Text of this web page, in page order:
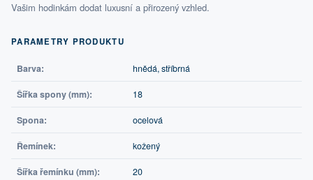
Vašim hodinkám dodat luxusní a přirozený vzhled.
PARAMETRY PRODUKTU
Barva: hnědá, stříbrná
Šířka spony (mm): 18
Spona: ocelová
Řemínek: kožený
Šířka řemínku (mm): 20